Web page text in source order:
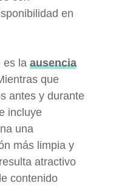
en
es la ausencia
que
antes y durante
incluye
una
más limpia y
atractivo
contenido